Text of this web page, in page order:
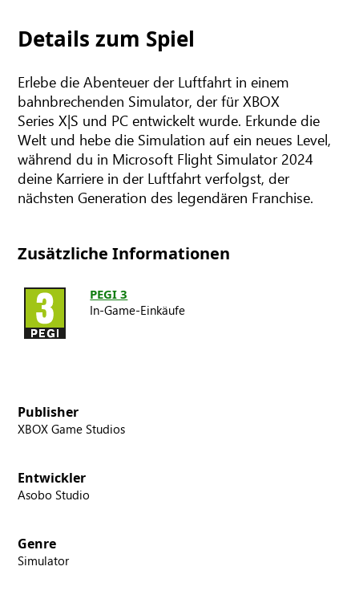
Details zum Spiel
Erlebe die Abenteuer der Luftfahrt in einem
bahnbrechenden Simulator, der für XBOX
Series X|S und PC entwickelt wurde. Erkunde die
Welt und hebe die Simulation auf ein neues Level,
während du in Microsoft Flight Simulator 2024
deine Karriere in der Luftfahrt verfolgst, der
nächsten Generation des legendären Franchise.
Zusätzliche Informationen
PEGI 3
In-Game-Einkäufe
Publisher
XBOX Game Studios
Entwickler
Asobo Studio
Genre
Simulator